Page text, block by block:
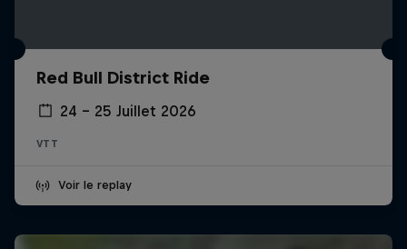
Red Bull District Ride
24 – 25 Juillet 2026
VTT
Voir le replay